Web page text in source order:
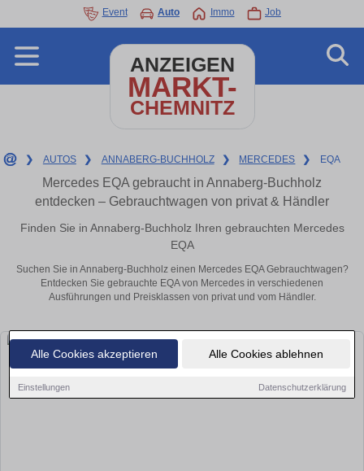
Alle Cookies akzeptieren Alle Cookies ablehnen
Einstellungen Datenschutzerklärung
Event Auto Immo Job
ANZEIGEN
MARKT-
CHEMNITZ
❯ AUTOS ❯ ANNABERG-BUCHHOLZ ❯ MERCEDES ❯ EQA
Mercedes EQA gebraucht in Annaberg-Buchholz
entdecken – Gebrauchtwagen von privat & Händler
Finden Sie in Annaberg-Buchholz Ihren gebrauchten Mercedes
EQA
Suchen Sie in Annaberg-Buchholz einen Mercedes EQA Gebrauchtwagen?
Entdecken Sie gebrauchte EQA von Mercedes in verschiedenen
Ausführungen und Preisklassen von privat und vom Händler.